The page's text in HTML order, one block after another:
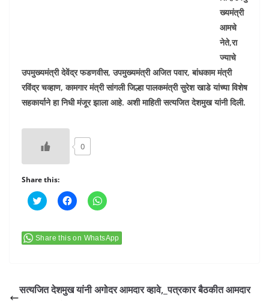
ख्यमंत्री
आमचे
नेते,रा
ज्याचे
उपमुख्यमंत्री देवेंद्र फडणवीस, उपमुख्यमंत्री अजित पवार, बांधकाम मंत्री
रविंद्र चव्हाण, कामगार मंत्री सांगली जिल्हा पालकमंत्री सुरेश खाडे यांच्या विशेष
सहकार्याने हा निधी मंजूर झाला आहे. अशी माहिती सत्यजित देशमुख यांनी दिली.
0
Share this:
C
l
k
t
o
e
o
C
l
k
t
o
e
o
C
l
k
t
o
e
o
Share this on WhatsApp
सत्यजित देशमुख यांनी अगोदर आमदार व्हावे,_पत्रकार बैठकीत आमदार